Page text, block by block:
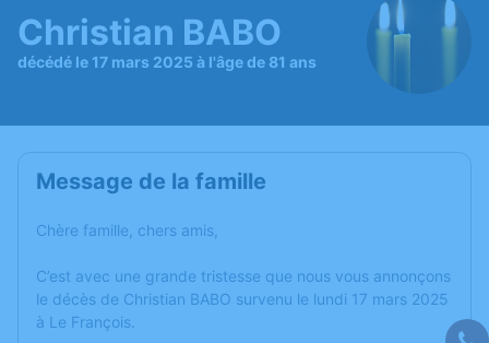
Christian BABO
décédé le 17 mars 2025 à l'âge de 81 ans
Message de la famille
Chère famille, chers amis,
C’est avec une grande tristesse que nous vous annonçons
le décès de Christian BABO survenu le lundi 17 mars 2025
à Le François.